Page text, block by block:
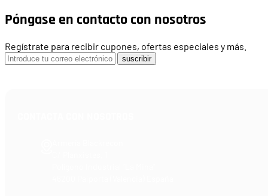
Póngase en contacto con nosotros
Regístrate para recibir cupones, ofertas especiales y más.
suscribir